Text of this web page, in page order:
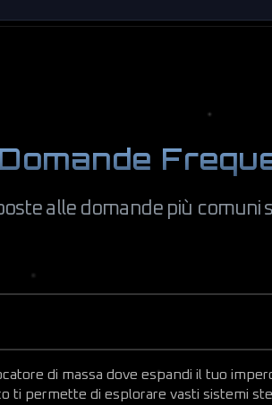
Domande
alle domande più comuni
di massa dove espandi il tuo
ti permette di esplorare vasti sistemi